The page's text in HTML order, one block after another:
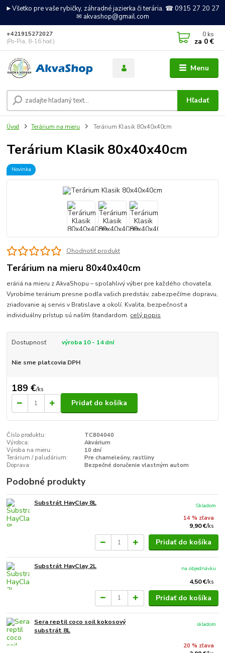
►Všetko pre vaše rybičky, záhradné jazierka či terária. ☎ 0915 27 20 27
✉ akvashop@gmail.com
Menu
Hľadať
+421915272027
(Po-Pia, 8-16 hod.)
0 ks
za 0 €
Úvod Terárium na mieru Terárium Klasik 80x40x40cm
Terárium Klasik 80x40x40cm
Novinka
Ohodnotiť produkt
Terárium na mieru 80x40x40cm
eráriá na mieru z AkvaShopu – spoľahlivý výber pre každého chovateľa.
Vyrobíme terárium presne podľa vašich predstáv, zabezpečíme dopravu,
zriaďovanie aj servis v Bratislave a okolí. Kvalita, bezpečnosť a
individuálny prístup sú naším štandardom. celý popis
Dostupnosť výroba 10 - 14 dní
Nie sme platcovia DPH
189 €/ks
Pridať do košíka
Číslo produktu:
TC804040
Výrobca:
Akvárium
Výroba na mieru:
10 dní
Terárium / paludárium:
Pre chameleóny, rastliny
Doprava:
Bezpečné doručenie vlastným autom
Podobné produkty
Substrát HayClay 8L
14 % zľava
9,90 €/ks
Skladom
Pridať do košíka
Substrát HayClay 2L
4,50 €/ks
na objednávku
Pridať do košíka
Sera reptil coco soil kokosový
substrát 8L
20 % zľava
skladom